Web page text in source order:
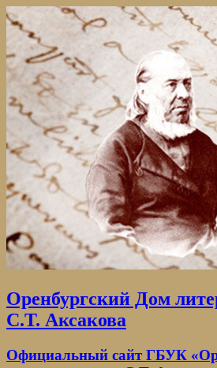
Оренбургский Дом
С.Т. Аксакова
Официальный сайт ГБУК